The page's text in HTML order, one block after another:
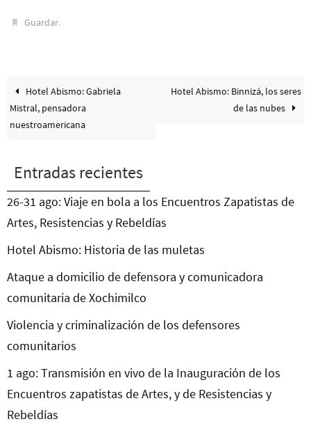
Guardar.
Hotel Abismo: Gabriela
Mistral, pensadora
nuestroamericana
Hotel Abismo: Binnizá, los seres
de las nubes
Entradas recientes
26-31 ago: Viaje en bola a los Encuentros Zapatistas de
Artes, Resistencias y Rebeldías
Hotel Abismo: Historia de las muletas
Ataque a domicilio de defensora y comunicadora
comunitaria de Xochimilco
Violencia y criminalización de los defensores
comunitarios
1 ago: Transmisión en vivo de la Inauguración de los
Encuentros zapatistas de Artes, y de Resistencias y
Rebeldías